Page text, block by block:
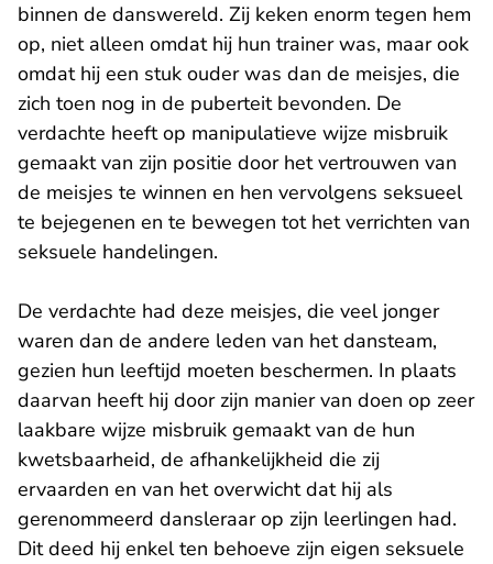
binnen de danswereld. Zij keken enorm tegen hem
op, niet alleen omdat hij hun trainer was, maar ook
omdat hij een stuk ouder was dan de meisjes, die
zich toen nog in de puberteit bevonden. De
verdachte heeft op manipulatieve wijze misbruik
gemaakt van zijn positie door het vertrouwen van
de meisjes te winnen en hen vervolgens seksueel
te bejegenen en te bewegen tot het verrichten van
seksuele handelingen.
De verdachte had deze meisjes, die veel jonger
waren dan de andere leden van het dansteam,
gezien hun leeftijd moeten beschermen. In plaats
daarvan heeft hij door zijn manier van doen op zeer
laakbare wijze misbruik gemaakt van de hun
kwetsbaarheid, de afhankelijkheid die zij
ervaarden en van het overwicht dat hij als
gerenommeerd dansleraar op zijn leerlingen had.
Dit deed hij enkel ten behoeve zijn eigen seksuele